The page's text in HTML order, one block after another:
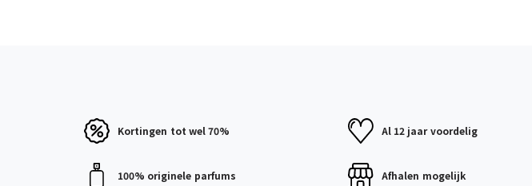
Kortingen tot wel 70% Al 12 jaar voordelig
100% originele parfums Afhalen mogelijk